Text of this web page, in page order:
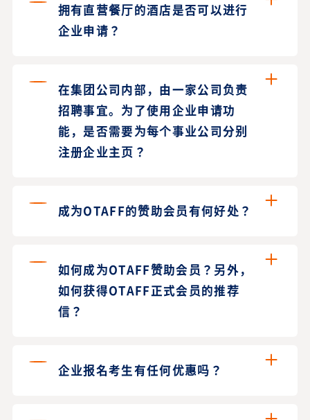
拥有直营餐厅的酒店是否可以进行
企业申请？
在集团公司内部，由一家公司负责
招聘事宜。为了使用企业申请功
能，是否需要为每个事业公司分别
注册企业主页？
成为OTAFF的赞助会员有何好处？
如何成为OTAFF赞助会员？另外，
如何获得OTAFF正式会员的推荐
信？
企业报名考生有任何优惠吗？